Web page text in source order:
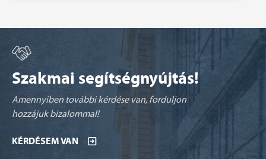
Szakmai segítségnyújtás!
Amennyiben további kérdése van, forduljon
hozzájuk bizalommal!
KÉRDÉSEM VAN